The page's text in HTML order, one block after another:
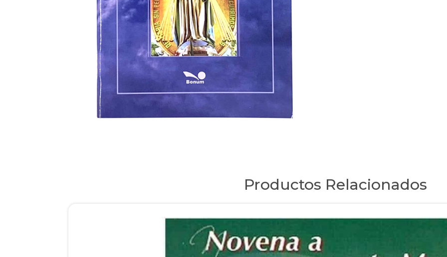
Productos Relacionados